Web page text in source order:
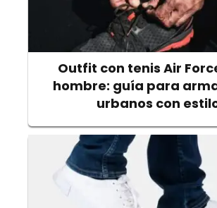
Outfit con tenis Air
hombre: guía para
urbanos con